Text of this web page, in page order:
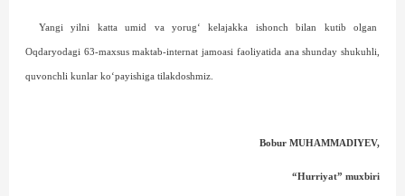
Yangi yilni katta umid va yorug‘ kelajakka ishonch bilan kutib olgan
Oqdaryodagi 63-maxsus maktab-internat jamoasi faoliyatida ana shunday shukuhli,
quvonchli kunlar ko‘payishiga tilakdoshmiz.
Bobur MUHAMMADIYEV,
“Hurriyat” muxbiri